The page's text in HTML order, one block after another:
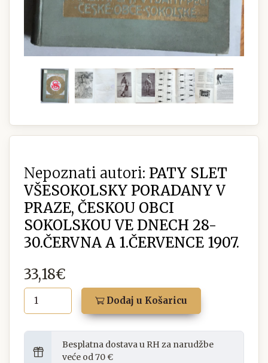
Nepoznati autori: PATY SLET
VŠESOKOLSKY PORADANY V
PRAZE, ČESKOU OBCI
SOKOLSKOU VE DNECH 28-
30.ČERVNA A 1.ČERVENCE 1907.
33,18€
Dodaj u Košaricu
Besplatna dostava u RH za narudžbe
veće od 70 €